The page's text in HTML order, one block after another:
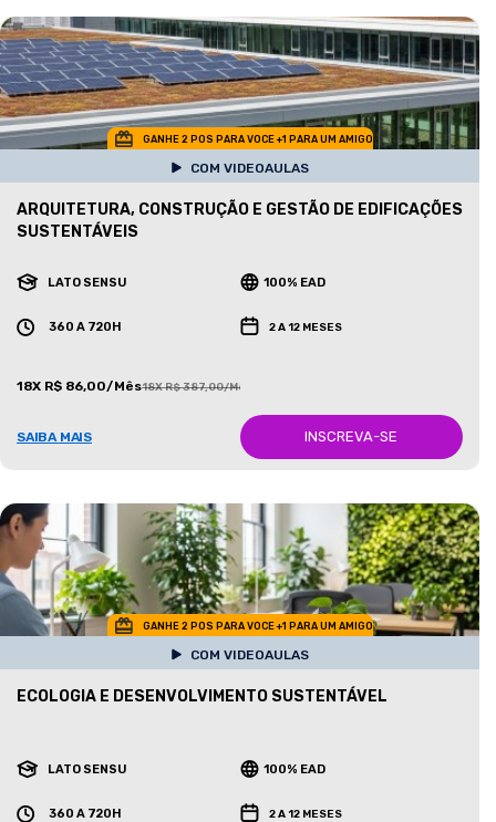
GANHE 2 POS PARA VOCE +1 PARA UM AMIGO
COM VIDEOAULAS
ARQUITETURA, CONSTRUÇÃO E GESTÃO DE EDIFICAÇÕES
SUSTENTÁVEIS
LATO SENSU 100% EAD
360 A 720H 2 A 12 MESES
18X R$ 86,00/Mês18X R$ 387,00/Mês
SAIBA MAIS INSCREVA-SE
GANHE 2 POS PARA VOCE +1 PARA UM AMIGO
COM VIDEOAULAS
ECOLOGIA E DESENVOLVIMENTO SUSTENTÁVEL
LATO SENSU 100% EAD
360 A 720H 2 A 12 MESES